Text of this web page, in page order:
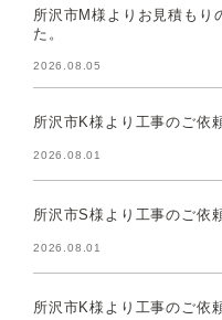
所沢市M様よりお見積もり
た。
2026.08.05
所沢市K様より工事のご依
2026.08.01
所沢市S様より工事のご依
2026.08.01
所沢市K様より工事のご依